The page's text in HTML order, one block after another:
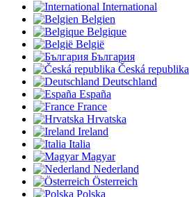
International
Belgien
Belgique
België
България
Česká republika
Deutschland
España
France
Hrvatska
Ireland
Italia
Magyar
Nederland
Österreich
Polska